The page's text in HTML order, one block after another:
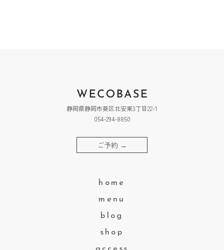
静岡県静岡市葵区北安東3丁目22-1
054-294-8850
ご予約 →
home
menu
blog
shop